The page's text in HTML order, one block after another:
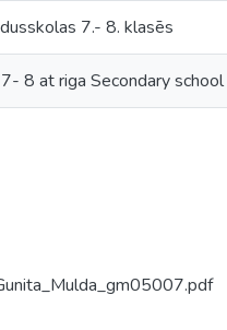
7.- 8. klasēs
8 at riga Secondary